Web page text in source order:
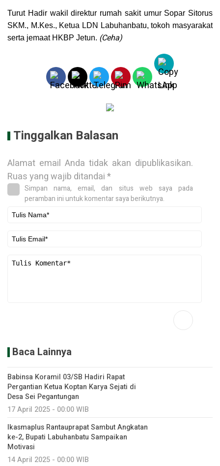
Turut Hadir wakil direktur rumah sakit umur Sopar Sitorus
SKM., M.Kes., Ketua LDN Labuhanbatu, tokoh masyarakat
serta jemaat HKBP Jetun. (Ceha)
Tinggalkan Balasan
Alamat email Anda tidak akan dipublikasikan.
Ruas yang wajib ditandai*
Simpan nama, email, dan situs web saya pada
peramban ini untuk komentar saya berikutnya.
Baca Lainnya
Babinsa Koramil 03/SB Hadiri Rapat
Pergantian Ketua Koptan Karya Sejati di
Desa Sei Pegantungan
17 April 2025 - 00:00 WIB
Ikasmaplus Rantauprapat Sambut Angkatan
ke-2, Bupati Labuhanbatu Sampaikan
Motivasi
14 April 2025 - 00:00 WIB